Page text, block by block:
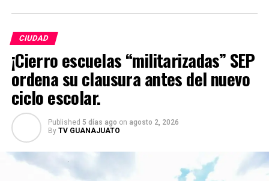
CIUDAD
¡Cierro escuelas “militarizadas” SEP
ordena su clausura antes del nuevo
ciclo escolar.
Published 5 días ago on agosto 2, 2026
By TV GUANAJUATO